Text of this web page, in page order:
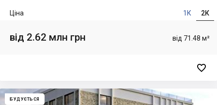
1К 2К
Ціна
від 71.48 м²
від 2.62 млн грн

БУДУЄТЬСЯ